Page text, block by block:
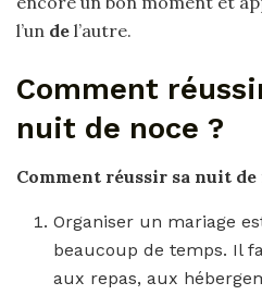
l’un de l’autre.
Comment
nuit de noce ?
Comment réussir sa nuit de
Organiser un mariage
beaucoup de temps. Il
aux repas, aux